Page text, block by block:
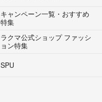
キャンペーン一覧・おすすめ
特集
ラクマ公式ショップ ファッシ
ョン特集
SPU